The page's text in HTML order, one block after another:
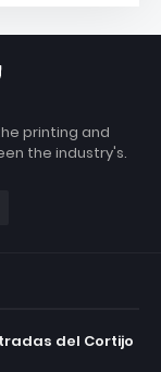
printing and
the industry's.
del Cortijo